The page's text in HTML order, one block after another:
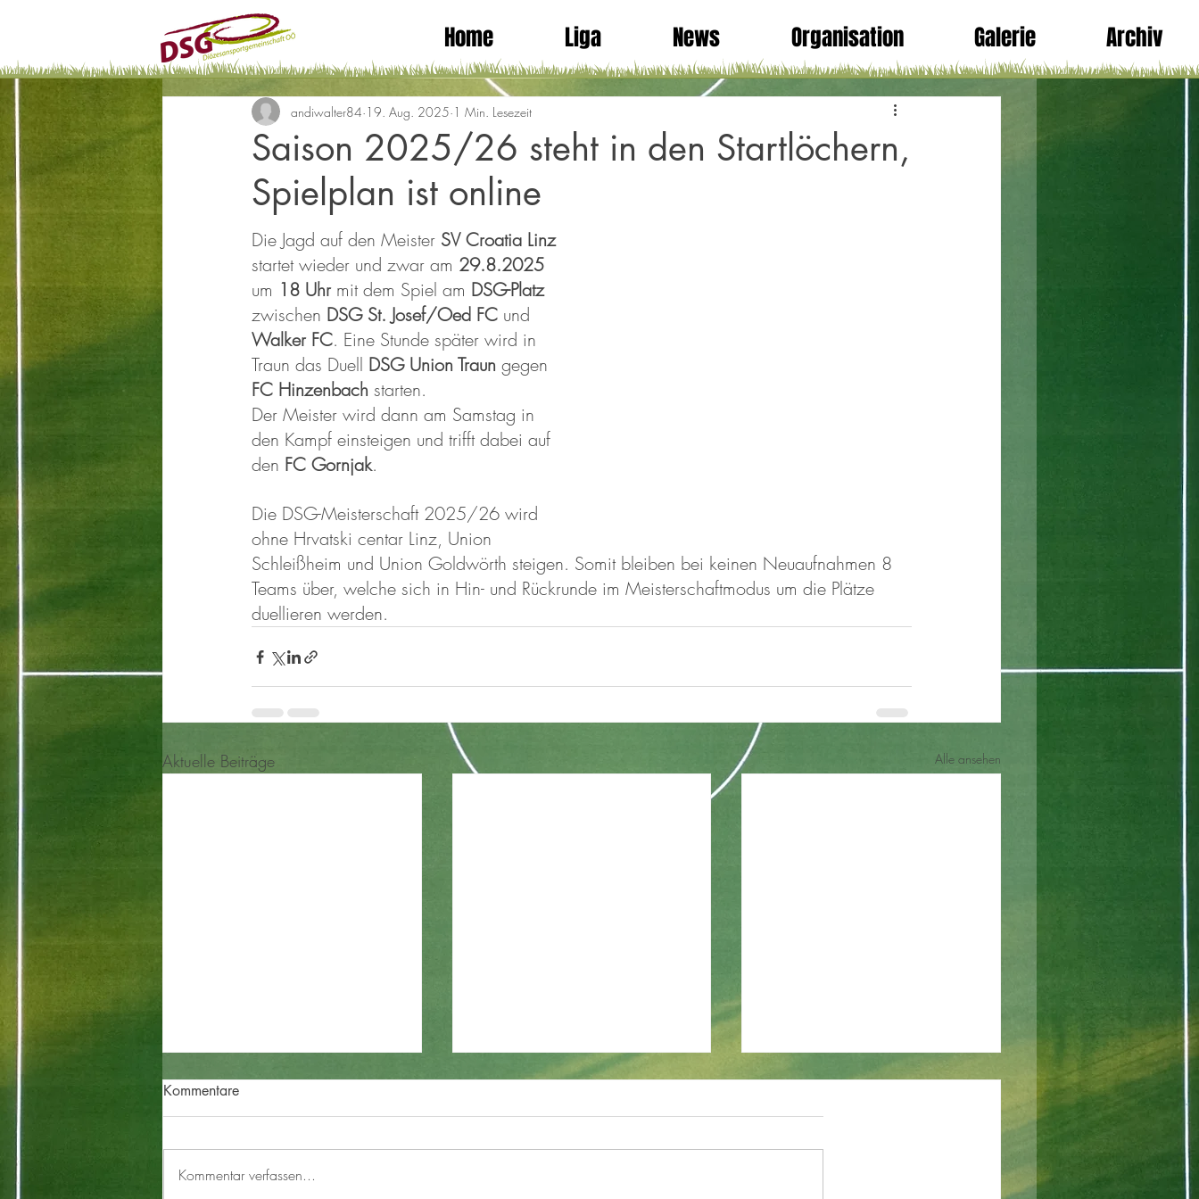
Home Liga News Organisation Galerie Archiv
Saison 2025/26 steht in den Startlöchern,
Spielplan ist online
andiwalter84 19. Aug. 2025 1 Min. Lesezeit
Die Jagd auf den Meister SV Croatia Linz
startet wieder und zwar am 29.8.2025
um 18 Uhr mit dem Spiel am DSG-Platz
zwischen DSG St. Josef/Oed FC und
Walker FC. Eine Stunde später wird in
Traun das Duell DSG Union Traun gegen
FC Hinzenbach starten.
Der Meister wird dann am Samstag in
den Kampf einsteigen und trifft dabei auf
den FC Gornjak.
Die DSG-Meisterschaft 2025/26 wird
ohne Hrvatski centar Linz, Union
Schleißheim und Union Goldwörth steigen. Somit bleiben bei keinen Neuaufnahmen 8
Teams über, welche sich in Hin- und Rückrunde im Meisterschaftmodus um die Plätze
duellieren werden.
Aktuelle Beiträge Alle ansehen
Kommentare
Kommentar verfassen...